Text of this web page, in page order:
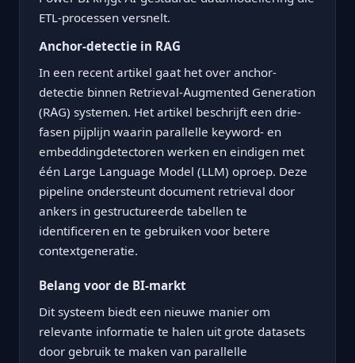
ETL-processen versnelt.
Anchor-detectie in RAG
In een recent artikel gaat het over anchor-
detectie binnen Retrieval-Augmented Generation
(RAG) systemen. Het artikel beschrijft een drie-
fasen pijplijn waarin parallelle keyword- en
embeddingdetectoren werken en eindigen met
één Large Language Model (LLM) oproep. Deze
pipeline ondersteunt document retrieval door
ankers in gestructureerde tabellen te
identificeren en te gebruiken voor betere
contextgeneratie.
Belang voor de BI-markt
Dit systeem biedt een nieuwe manier om
relevante informatie te halen uit grote datasets
door gebruik te maken van parallelle